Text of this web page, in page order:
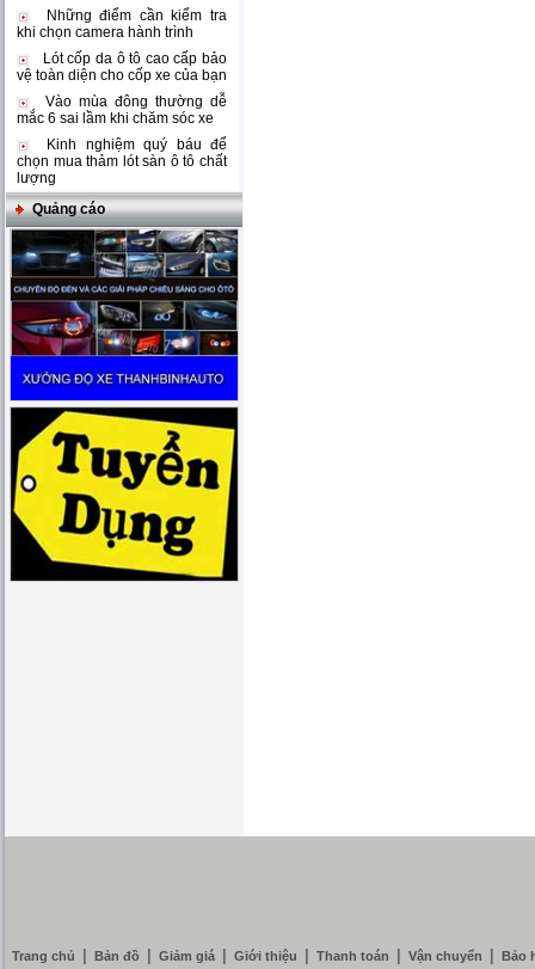
Những điểm cần kiểm tra
khi chọn camera hành trình
Lót cốp da ô tô cao cấp bảo
vệ toàn diện cho cốp xe của bạn
Vào mùa đông thường dễ
mắc 6 sai lầm khi chăm sóc xe
Kinh nghiệm quý báu để
chọn mua thảm lót sàn ô tô chất
lượng
Quảng cáo
Trang chủ Bản đồ Giảm giá Giới thiệu Thanh toán Vận chuyển Bảo